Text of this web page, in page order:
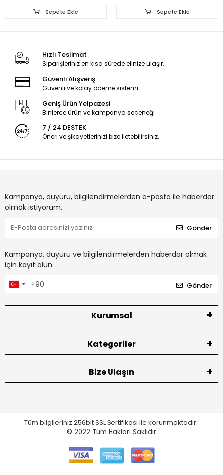
Sepete Ekle Sepete Ekle
Hızlı Teslimat
Siparişleriniz en kısa sürede elinize ulaşır.
Güvenli Alışveriş
Güvenli ve kolay ödeme sistemi
Geniş Ürün Yelpazesi
Binlerce ürün ve kampanya seçeneği
7 / 24 DESTEK
Öneri ve şikayetlerinizi bize iletebilirsiniz.
Kampanya, duyuru, bilgilendirmelerden e-posta ile haberdar
olmak istiyorum.
Gönder
Kampanya, duyuru ve bilgilendirmelerden haberdar olmak
için kayıt olun.
Gönder
Kurumsal
Kategoriler
Bize Ulaşın
Tüm bilgileriniz 256bit SSL Sertifikası ile korunmaktadır.
© 2022 Tüm Hakları Saklıdır